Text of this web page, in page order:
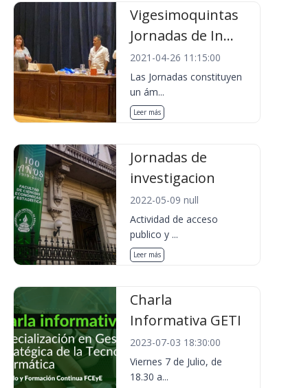
Vigesimoquintas
Jornadas de In...
2021-04-26 11:15:00
Las Jornadas constituyen
un ám...
Leer más
Jornadas de
investigacion
2022-05-09 null
Actividad de acceso
publico y ...
Leer más
Charla
Informativa GETI
2023-07-03 18:30:00
Viernes 7 de Julio, de
18.30 a...